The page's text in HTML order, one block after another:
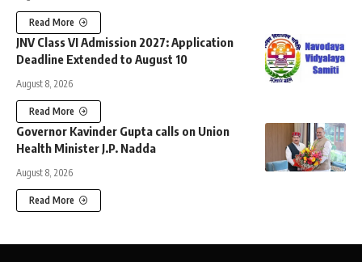
Read More
JNV Class VI Admission 2027: Application
Deadline Extended to August 10
August 8, 2026
Read More
Governor Kavinder Gupta calls on Union
Health Minister J.P. Nadda
August 8, 2026
Read More